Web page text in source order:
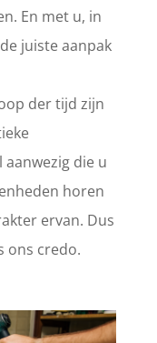
En met u, in
juiste aanpak
der tijd zijn
die u
horen
ervan. Dus
ons credo.